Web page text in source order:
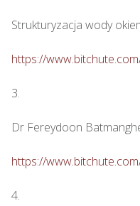
Strukturyzacja wody
https://
3.
Dr Fereydoon
https://
4.